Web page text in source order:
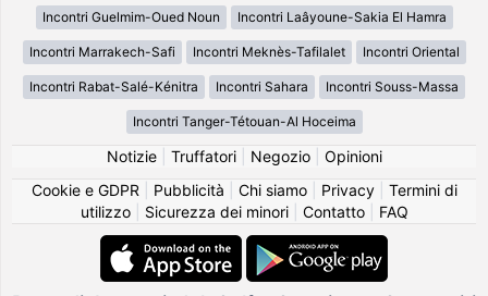
Incontri Guelmim-Oued Noun Incontri Laâyoune-Sakia El Hamra
Incontri Marrakech-Safi Incontri Meknès-Tafilalet Incontri Oriental
Incontri Rabat-Salé-Kénitra Incontri Sahara Incontri Souss-Massa
Incontri Tanger-Tétouan-Al Hoceima
Notizie| Truffatori| Negozio| Opinioni
Cookie e GDPR
Pubblicità Chi siamo| Privacy| Termini di
utilizzo| Sicurezza dei minori| Contatto| FAQ